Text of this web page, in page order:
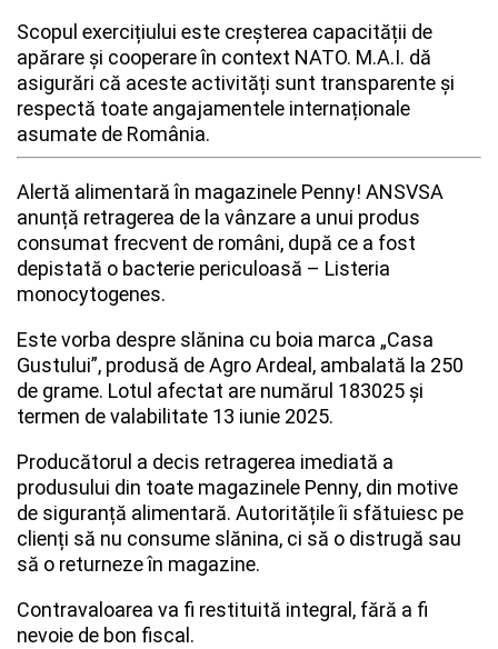
Scopul exercițiului este creșterea capacității de
apărare și cooperare în context NATO. M.A.I. dă
asigurări că aceste activități sunt transparente și
respectă toate angajamentele internaționale
asumate de România.
Alertă alimentară în magazinele Penny! ANSVSA
anunță retragerea de la vânzare a unui produs
consumat frecvent de români, după ce a fost
depistată o bacterie periculoasă – Listeria
monocytogenes.
Este vorba despre slănina cu boia marca „Casa
Gustului”, produsă de Agro Ardeal, ambalată la 250
de grame. Lotul afectat are numărul 183025 și
termen de valabilitate 13 iunie 2025.
Producătorul a decis retragerea imediată a
produsului din toate magazinele Penny, din motive
de siguranță alimentară. Autoritățile îi sfătuiesc pe
clienți să nu consume slănina, ci să o distrugă sau
să o returneze în magazine.
Contravaloarea va fi restituită integral, fără a fi
nevoie de bon fiscal.